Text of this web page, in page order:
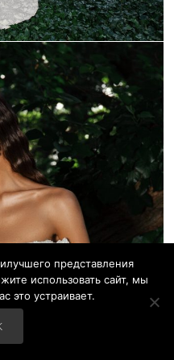
представления
использовать сайт, мы
это устраивает.